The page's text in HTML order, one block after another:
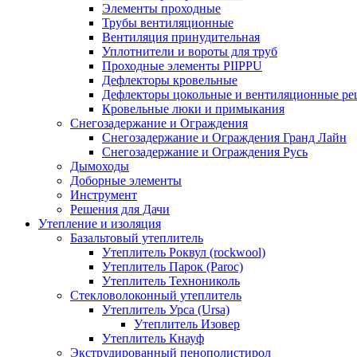
Элементы проходные
Трубы вентиляционные
Вентиляция принудительная
Уплотнители и вороты для труб
Проходные элементы PIIPPU
Дефлекторы кровельные
Дефлекторы цокольные и вентиляционные
Кровельные люки и примыкания
Снегозадержание и Ограждения
Снегозадержание и Ограждения Гранд Лайн
Снегозадержание и Ограждения Русь
Дымоходы
Доборные элементы
Инструмент
Решения для Дачи
Утепление и изоляция
Базальтовый утеплитель
Утеплитель Роквул (rockwool)
Утеплитель Парок (Paroc)
Утеплитель Технониколь
Стекловолоконный утеплитель
Утеплитель Урса (Ursa)
Утеплитель Изовер
Утеплитель Кнауф
Экструдированный пенополистирол